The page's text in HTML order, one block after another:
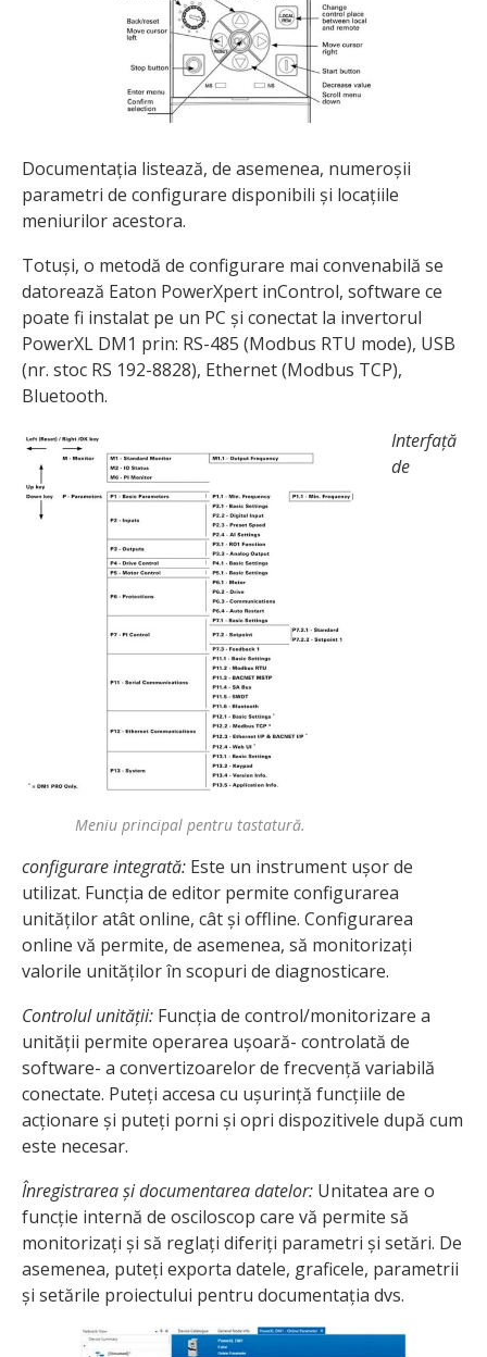
Documentația listează, de asemenea, numeroșii
parametri de configurare disponibili și locațiile
meniurilor acestora.
Totuși, o metodă de configurare mai convenabilă se
datorează Eaton PowerXpert inControl, software ce
poate fi instalat pe un PC și conectat la invertorul
PowerXL DM1 prin: RS-485 (Modbus RTU mode), USB
(nr. stoc RS 192-8828), Ethernet (Modbus TCP),
Bluetooth.
Meniu principal pentru tastatură.
Interfață
de
configurare integrată: Este un instrument ușor de
utilizat. Funcția de editor permite configurarea
unităților atât online, cât și offline. Configurarea
online vă permite, de asemenea, să monitorizați
valorile unităților în scopuri de diagnosticare.
Controlul unității: Funcția de control/monitorizare a
unității permite operarea ușoară- controlată de
software- a convertizoarelor de frecvență variabilă
conectate. Puteți accesa cu ușurință funcțiile de
acționare și puteți porni și opri dispozitivele după cum
este necesar.
Înregistrarea și documentarea datelor: Unitatea are o
funcție internă de osciloscop care vă permite să
monitorizați și să reglați diferiți parametri și setări. De
asemenea, puteți exporta datele, graficele, parametrii
și setările proiectului pentru documentația dvs.